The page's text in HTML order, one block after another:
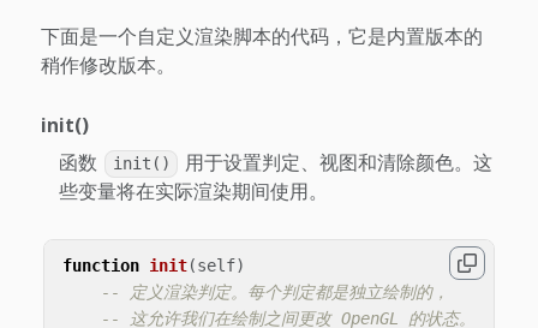
下面是一个自定义渲染脚本的代码，它是内置版本的
稍作修改版本。
init()
函数
init()
用于设置判定、视图和清除颜色。这
些变量将在实际渲染期间使用。
function init(self)
-- 定义渲染判定。每个判定都是独立绘制的，
-- 这允许我们在绘制之间更改 OpenGL 的状态。